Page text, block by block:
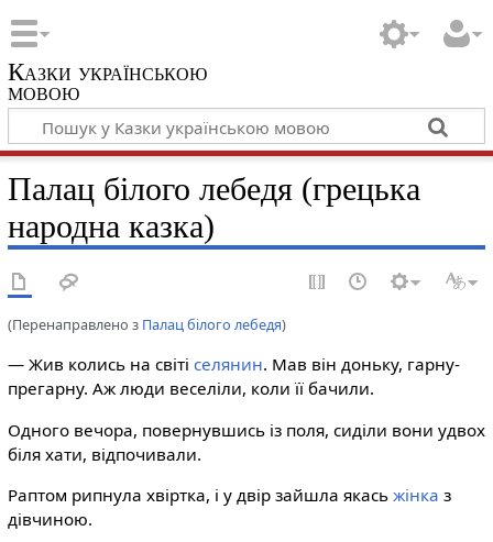
Казки українською
мовою
Палац білого лебедя (грецька
народна казка)
(Перенаправлено з Палац білого лебедя)
— Жив колись на світі селянин. Мав він доньку, гарну-
прегарну. Аж люди веселіли, коли її бачили.
Одного вечора, повернувшись із поля, сиділи вони удвох
біля хати, відпочивали.
Раптом рипнула хвіртка, і у двір зайшла якась жінка з
дівчиною.